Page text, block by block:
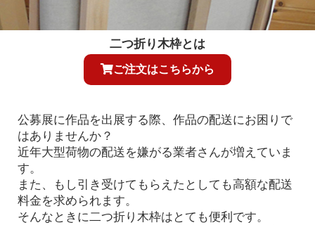
二つ折り木枠とは
ご注文はこちらから
公募展に作品を出展する際、作品の配送にお困りで
はありませんか？
近年大型荷物の配送を嫌がる業者さんが増えていま
す。
また、もし引き受けてもらえたとしても高額な配送
料金を求められます。
そんなときに二つ折り木枠はとても便利です。